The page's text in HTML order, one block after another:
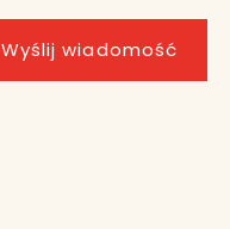
Wyślij wiadomość